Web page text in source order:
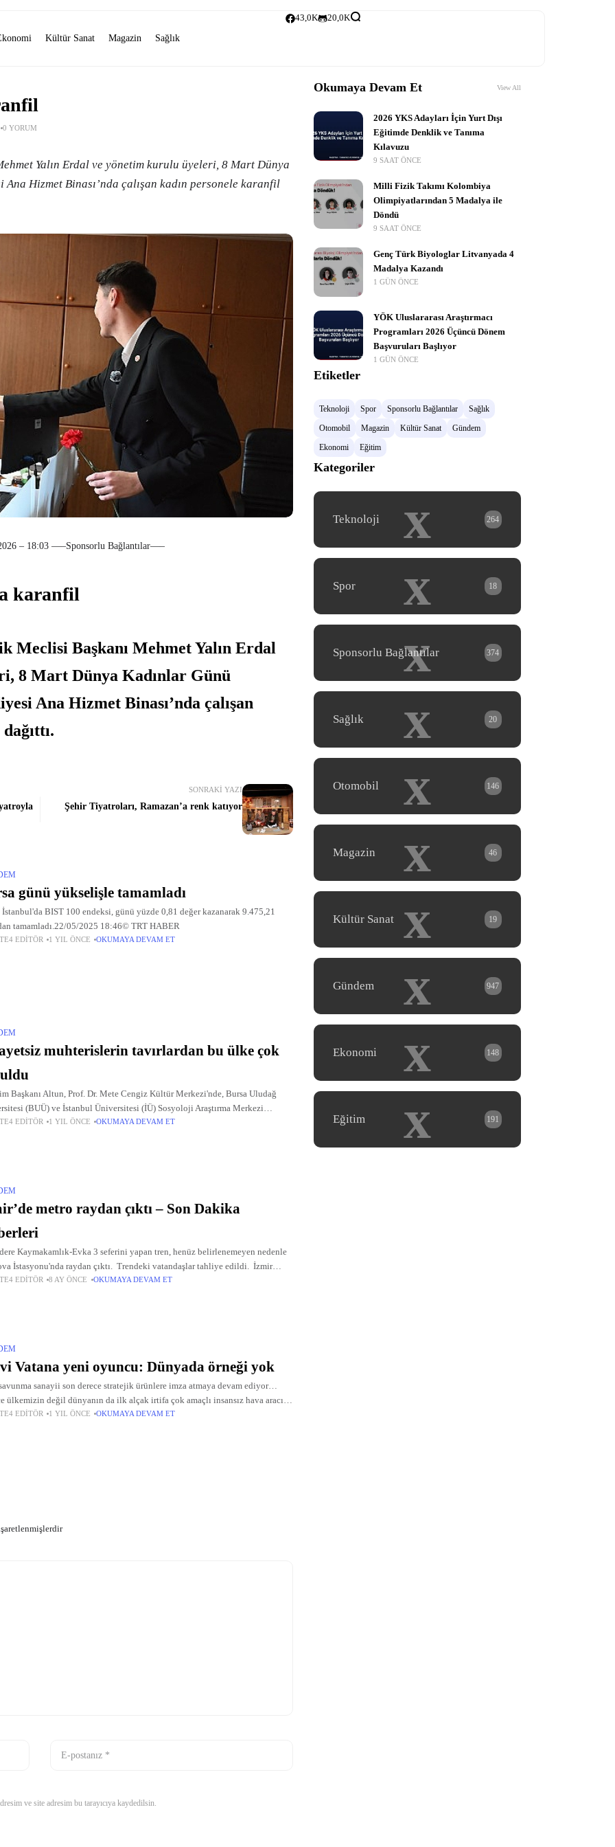
Kültür Sanat Magazin Sağlık
43,0K 20,0K
0 YORUM
Yalın Erdal ve yönetim kurulu üyeleri, 8 Mart Dünya
Hizmet Binası’nda çalışan kadın personele karanfil
– 18:03 —–Sponsorlu Bağlantılar—–
karanfil
Meclisi Başkanı Mehmet Yalın Erdal
8 Mart Dünya Kadınlar Günü
Ana Hizmet Binası’nda çalışan
SONRAKI YAZI
Şehir Tiyatroları, Ramazan’a renk katıyor
günü yükselişle tamamladı
İstanbul'da BIST 100 endeksi, günü yüzde 0,81 değer kazanarak 9.475,21
tamamladı.22/05/2025 18:46© TRT HABER
EDITÖR 1 YIL ÖNCE OKUMAYA DEVAM ET
muhterislerin tavırlardan bu ülke çok
Başkanı Altun, Prof. Dr. Mete Cengiz Kültür Merkezi'nde, Bursa Uludağ
(BUÜ) ve İstanbul Üniversitesi (İÜ) Sosyoloji Araştırma Merkezi
düzenlenen "Ölümünün 52. Yılında Kemal Tahir Sempozyumu"nda
EDITÖR 1 YIL ÖNCE OKUMAYA DEVAM ET
metro raydan çıktı – Son Dakika
Kaymakamlık-Evka 3 seferini yapan tren, henüz belirlenemeyen nedenle
İstasyonu'nda raydan çıktı. Trendeki vatandaşlar tahliye edildi. İzmir
ekipleri bölgede çalışma başlattı. Bornova ve Bölge
EDITÖR 8 AY ÖNCE OKUMAYA DEVAM ET
Vatana yeni oyuncu: Dünyada örneği yok
sanayii son derece stratejik ürünlere imza atmaya devam ediyor…
ülkemizin değil dünyanın da ilk alçak irtifa çok amaçlı insansız hava aracı
sahadaki dengeleri değiştirmeye hazırlanıyor. Deniz
EDITÖR 1 YIL ÖNCE OKUMAYA DEVAM ET
ve site adresim bu tarayıcıya kaydedilsin.
Okumaya Devam Et View All
2026 YKS Adayları İçin Yurt Dışı
Eğitimde Denklik ve Tanıma
Kılavuzu
9 SAAT ÖNCE
Milli Fizik Takımı Kolombiya
Olimpiyatlarından 5 Madalya ile
Döndü
9 SAAT ÖNCE
Genç Türk Biyologlar Litvanyada 4
Madalya Kazandı
1 GÜN ÖNCE
YÖK Uluslararası Araştırmacı
Programları 2026 Üçüncü Dönem
Başvuruları Başlıyor
1 GÜN ÖNCE
Etiketler
Teknoloji Spor Sponsorlu Bağlantılar
Sağlık
Otomobil
Magazin Kültür Sanat
Gündem
Ekonomi
Eğitim
Kategoriler
x
Teknoloji 264
x
Spor 18
x
Sponsorlu Bağlantılar 374
x
Sağlık 20
x
Otomobil 146
x
Magazin 46
x
Kültür Sanat 19
x
Gündem 947
x
Ekonomi 148
x
Eğitim 191